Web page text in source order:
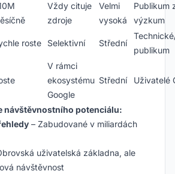
Vždy cituje
zdroje
Velmi
vysoká
Publikum
výzkum
roste Selektivní Střední
publikum
V rámci
ekosystému
Google
Střední Uživatelé
návštěvnostního potenciálu:
– Zabudované v miliardách
uživatelská základna, ale
návštěvnost